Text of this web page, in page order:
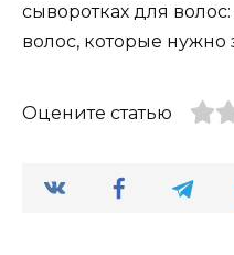
сыворотках для
волос, которые нужно
Оцените статью